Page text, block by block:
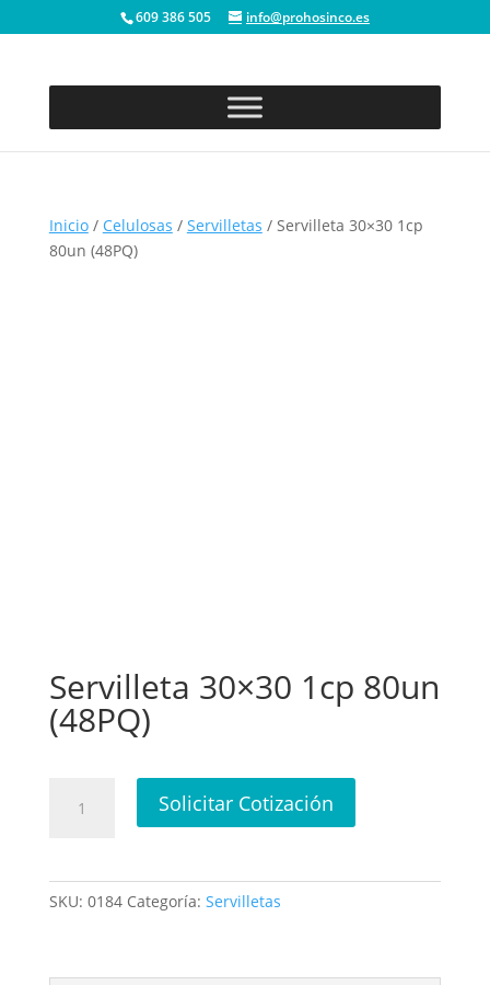
609 386 505 info@prohosinco.es
Inicio/ Celulosas / Servilletas / Servilleta 30×30 1cp
80un (48PQ)
Servilleta 30×30 1cp 80un
(48PQ)
30x30
Solicitar Cotización
SKU: 0184 Categoría: Servilletas